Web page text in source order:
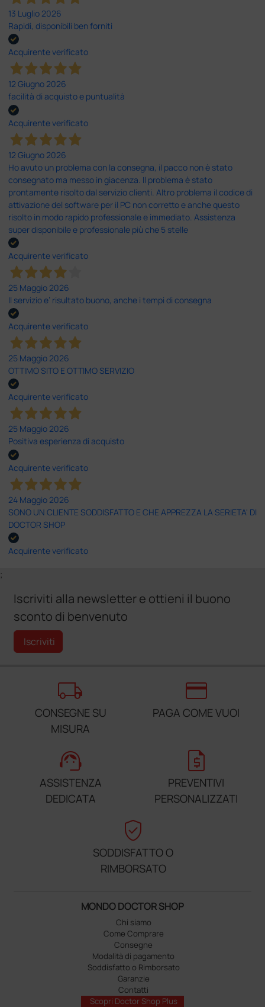
13 Luglio 2026
Rapidi, disponibili ben forniti
Acquirente verificato
12 Giugno 2026
facilità di acquisto e puntualità
Acquirente verificato
12 Giugno 2026
Ho avuto un problema con la consegna, il pacco non è stato
consegnato ma messo in giacenza. Il problema è stato
prontamente risolto dal servizio clienti. Altro problema il codice di
attivazione del software per il PC non corretto e anche questo
risolto in modo rapido professionale e immediato. Assistenza
super disponibile e professionale più che 5 stelle
Acquirente verificato
25 Maggio 2026
Il servizio e’ risultato buono, anche i tempi di consegna
Acquirente verificato
25 Maggio 2026
OTTIMO SITO E OTTIMO SERVIZIO
Acquirente verificato
25 Maggio 2026
Positiva esperienza di acquisto
Acquirente verificato
24 Maggio 2026
SONO UN CLIENTE SODDISFATTO E CHE APPREZZA LA SERIETA' DI
DOCTOR SHOP
Acquirente verificato
;
Iscriviti alla newsletter e ottieni il buono
sconto di benvenuto
Iscriviti
local_shipping
CONSEGNE SU
MISURA
credit_card
PAGA COME VUOI
support_agent
ASSISTENZA
DEDICATA
request_quote
PREVENTIVI
PERSONALIZZATI
verified_user
SODDISFATTO O
RIMBORSATO
MONDO DOCTOR SHOP
Chi siamo
Come Comprare
Consegne
Modalità di pagamento
Soddisfatto o Rimborsato
Garanzie
Contatti
Scopri Doctor Shop Plus